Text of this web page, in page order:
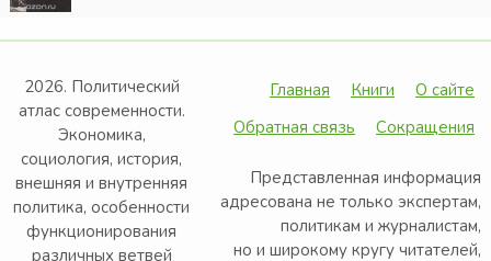
2026. Политический
атлас современности.
Экономика,
социология, история,
внешняя и внутренняя
политика, особенности
функционирования
различных ветвей
Главная Книги
О сайте
Обратная связь
Сокращения
Представленная информация
адресована не только экспертам,
политикам и журналистам,
но и широкому кругу читателей,